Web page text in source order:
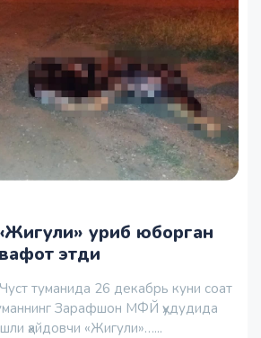
уриб юборган
этди
туманида 26 декабрь куни соат
Зарафшон МФЙ ҳудудида
ҳайдовчи «Жигули»…...